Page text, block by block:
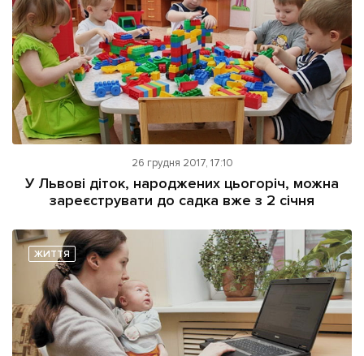
26 грудня 2017, 17:10
У Львові діток, народжених цьогоріч, можна
зареєструвати до садка вже з 2 січня
ЖИТТЯ